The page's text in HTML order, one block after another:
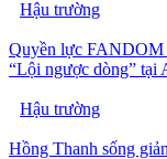
Hậu trường
Quyền lực FANDOM
“Lội ngược dòng” tại
Hậu trường
Hồng Thanh sống